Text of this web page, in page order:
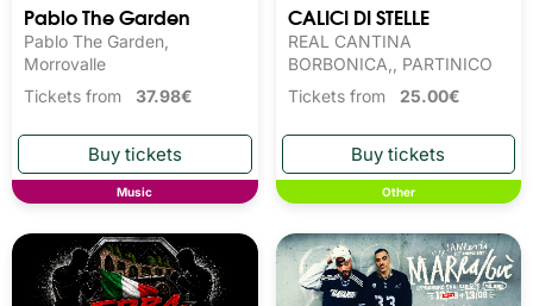
Pablo The Garden
Pablo The Garden,
Morrovalle
Tickets from 37.98€
Music
CALICI DI STELLE
REAL CANTINA
BORBONICA,, PARTINICO
Tickets from 25.00€
Other